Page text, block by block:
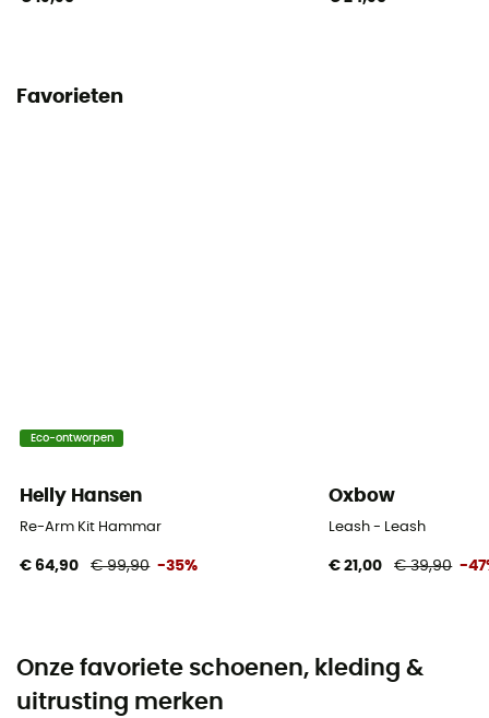
Favorieten
Eco-ontworpen
Helly Hansen
Re-Arm Kit Hammar
€ 64,90 € 99,90 -35%
Oxbow
Leash - Leash
€ 21,00 € 39,90 -
Onze favoriete schoenen, kleding &
uitrusting merken